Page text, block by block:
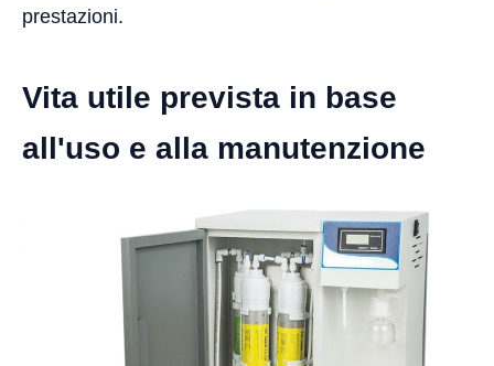
prestazioni.
Vita utile prevista in base
all'uso e alla manutenzione